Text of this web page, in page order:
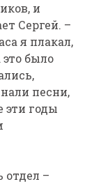
и
Сергей. –
я плакал,
было
песни,
эти годы
отдел –